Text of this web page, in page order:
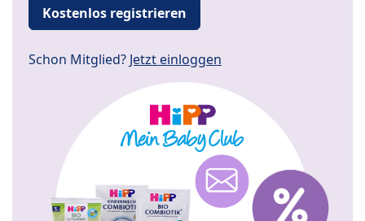
Kostenlos registrieren
Schon Mitglied? Jetzt einloggen